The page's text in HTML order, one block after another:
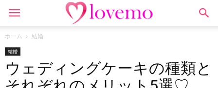
ホーム 結婚
結婚
ウェディングケーキの種類と